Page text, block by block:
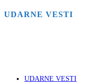
UDARNE VESTI
UDARNE VESTI